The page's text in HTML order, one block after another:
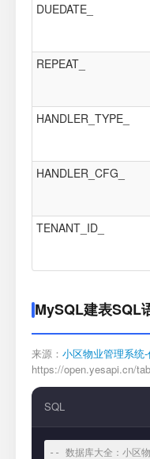
DUEDATE_
REPEAT_
HANDLER_TYPE_
HANDLER_CFG_
TENANT_ID_
MySQL建表SQL
来源： 小区物业管理系统
https://open.yesapi.cn/
SQL
-- 数据库大全：小区